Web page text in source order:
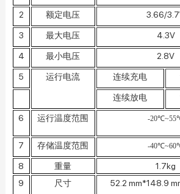
2 额定电压 3.66/
3 最大电压 4.3V
4 最小电压 2.8V
5 运行电流 连续充电
连续放电
6 运行温度范围 -20℃~55
7 存储温度范围 -40℃~60
8 重量
1.7kg
9
尺寸 52.2 mm*148.9